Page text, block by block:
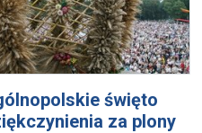
święto
za plony